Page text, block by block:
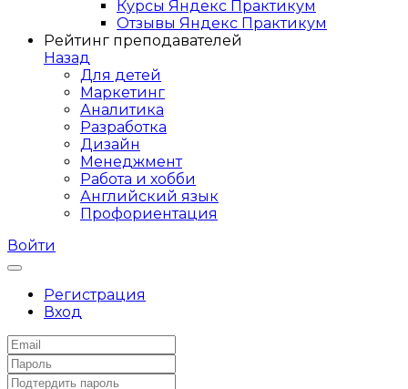
Курсы Яндекс Практикум
Отзывы Яндекс Практикум
Рейтинг преподавателей
Назад
Для детей
Маркетинг
Аналитика
Разработка
Дизайн
Менеджмент
Работа и хобби
Английский язык
Профориентация
Войти
Регистрация
Вход